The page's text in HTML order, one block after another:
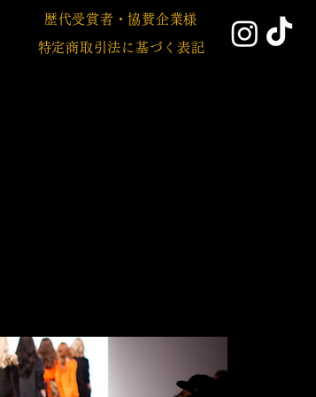
歴代受賞者・協賛企業様
特定商取引法に基づく表記​